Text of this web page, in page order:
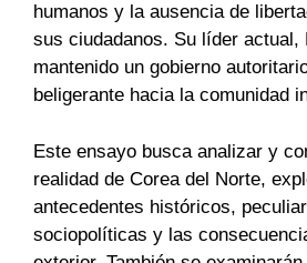
humanos y la ausencia de
sus ciudadanos. Su líder actual,
mantenido un gobierno
beligerante hacia la comunidad
Este ensayo busca analizar y
realidad de Corea del Norte,
antecedentes históricos,
sociopolíticas y las